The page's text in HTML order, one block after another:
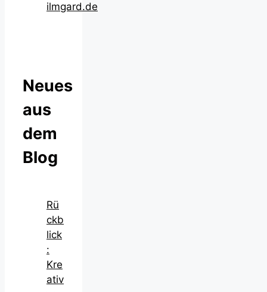
ilmgard.de
Neues
aus
dem
Blog
Rü
ckb
lick
:
Kre
ativ